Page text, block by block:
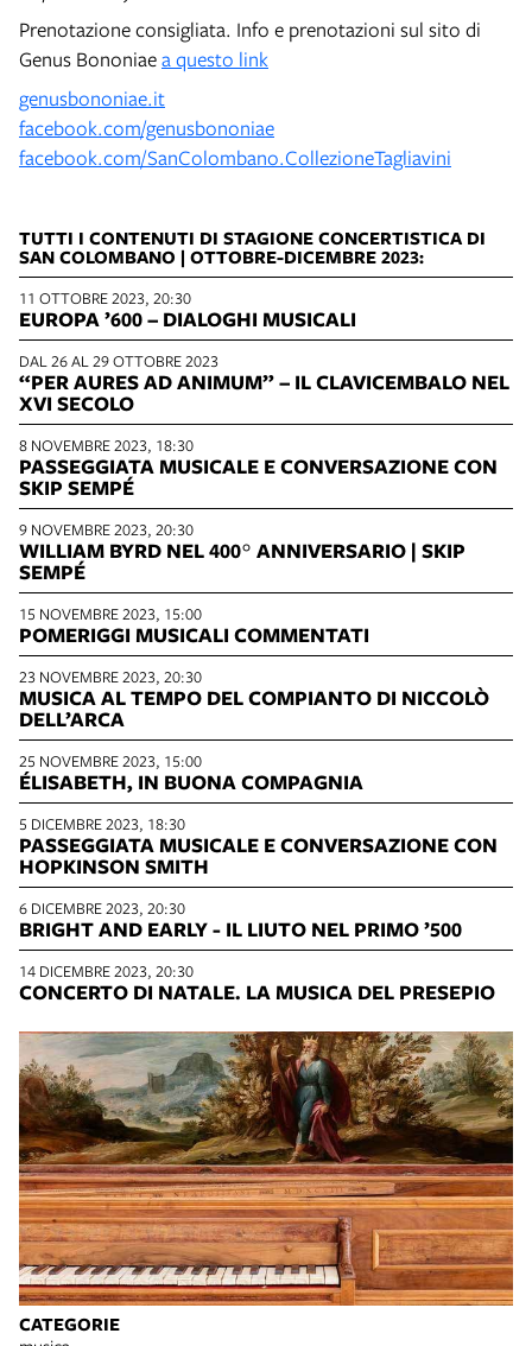
CATEGORIE
Prenotazione consigliata. Info e prenotazioni sul sito di
Genus Bononiaea questo link
genusbononiae.it
facebook.com/genusbononiae
facebook.com/SanColombano.CollezioneTagliavini
TUTTI I CONTENUTI DI STAGIONE CONCERTISTICA DI
SAN COLOMBANO | OTTOBRE-DICEMBRE 2023:
11 OTTOBRE 2023, 20:30
EUROPA ’600 – DIALOGHI MUSICALI
DAL 26 AL 29 OTTOBRE 2023
“PER AURES AD ANIMUM” – IL CLAVICEMBALO NEL
XVI SECOLO
8 NOVEMBRE 2023, 18:30
PASSEGGIATA MUSICALE E CONVERSAZIONE CON
SKIP SEMPÉ
9 NOVEMBRE 2023, 20:30
WILLIAM BYRD NEL 400° ANNIVERSARIO | SKIP
SEMPÉ
15 NOVEMBRE 2023, 15:00
POMERIGGI MUSICALI COMMENTATI
23 NOVEMBRE 2023, 20:30
MUSICA AL TEMPO DEL COMPIANTO DI NICCOLÒ
DELL’ARCA
25 NOVEMBRE 2023, 15:00
ÉLISABETH, IN BUONA COMPAGNIA
5 DICEMBRE 2023, 18:30
PASSEGGIATA MUSICALE E CONVERSAZIONE CON
HOPKINSON SMITH
6 DICEMBRE 2023, 20:30
BRIGHT AND EARLY - IL LIUTO NEL PRIMO ’500
14 DICEMBRE 2023, 20:30
CONCERTO DI NATALE. LA MUSICA DEL PRESEPIO